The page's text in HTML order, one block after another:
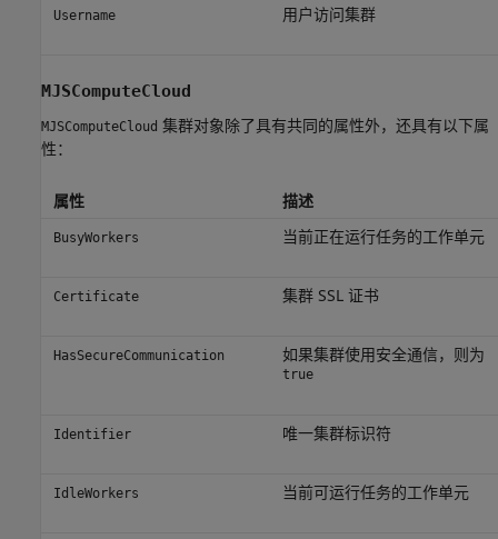
Username 用户访问集群
MJSComputeCloud
MJSComputeCloud 集群对象除了具有共同的属性外，还具有以下属
性：
属性 描述
BusyWorkers 当前正在运行任务的工作单元
Certificate 集群 SSL 证书
HasSecureCommunication 如果集群使用安全通信，则为
true
Identifier 唯一集群标识符
IdleWorkers 当前可运行任务的工作单元